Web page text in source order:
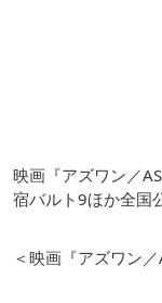
映画『アズワン／
宿バルト9ほか全国
＜映画『アズワン